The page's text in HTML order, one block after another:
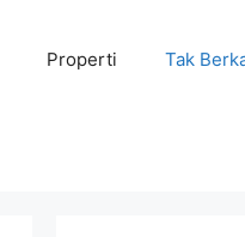
Properti Tak